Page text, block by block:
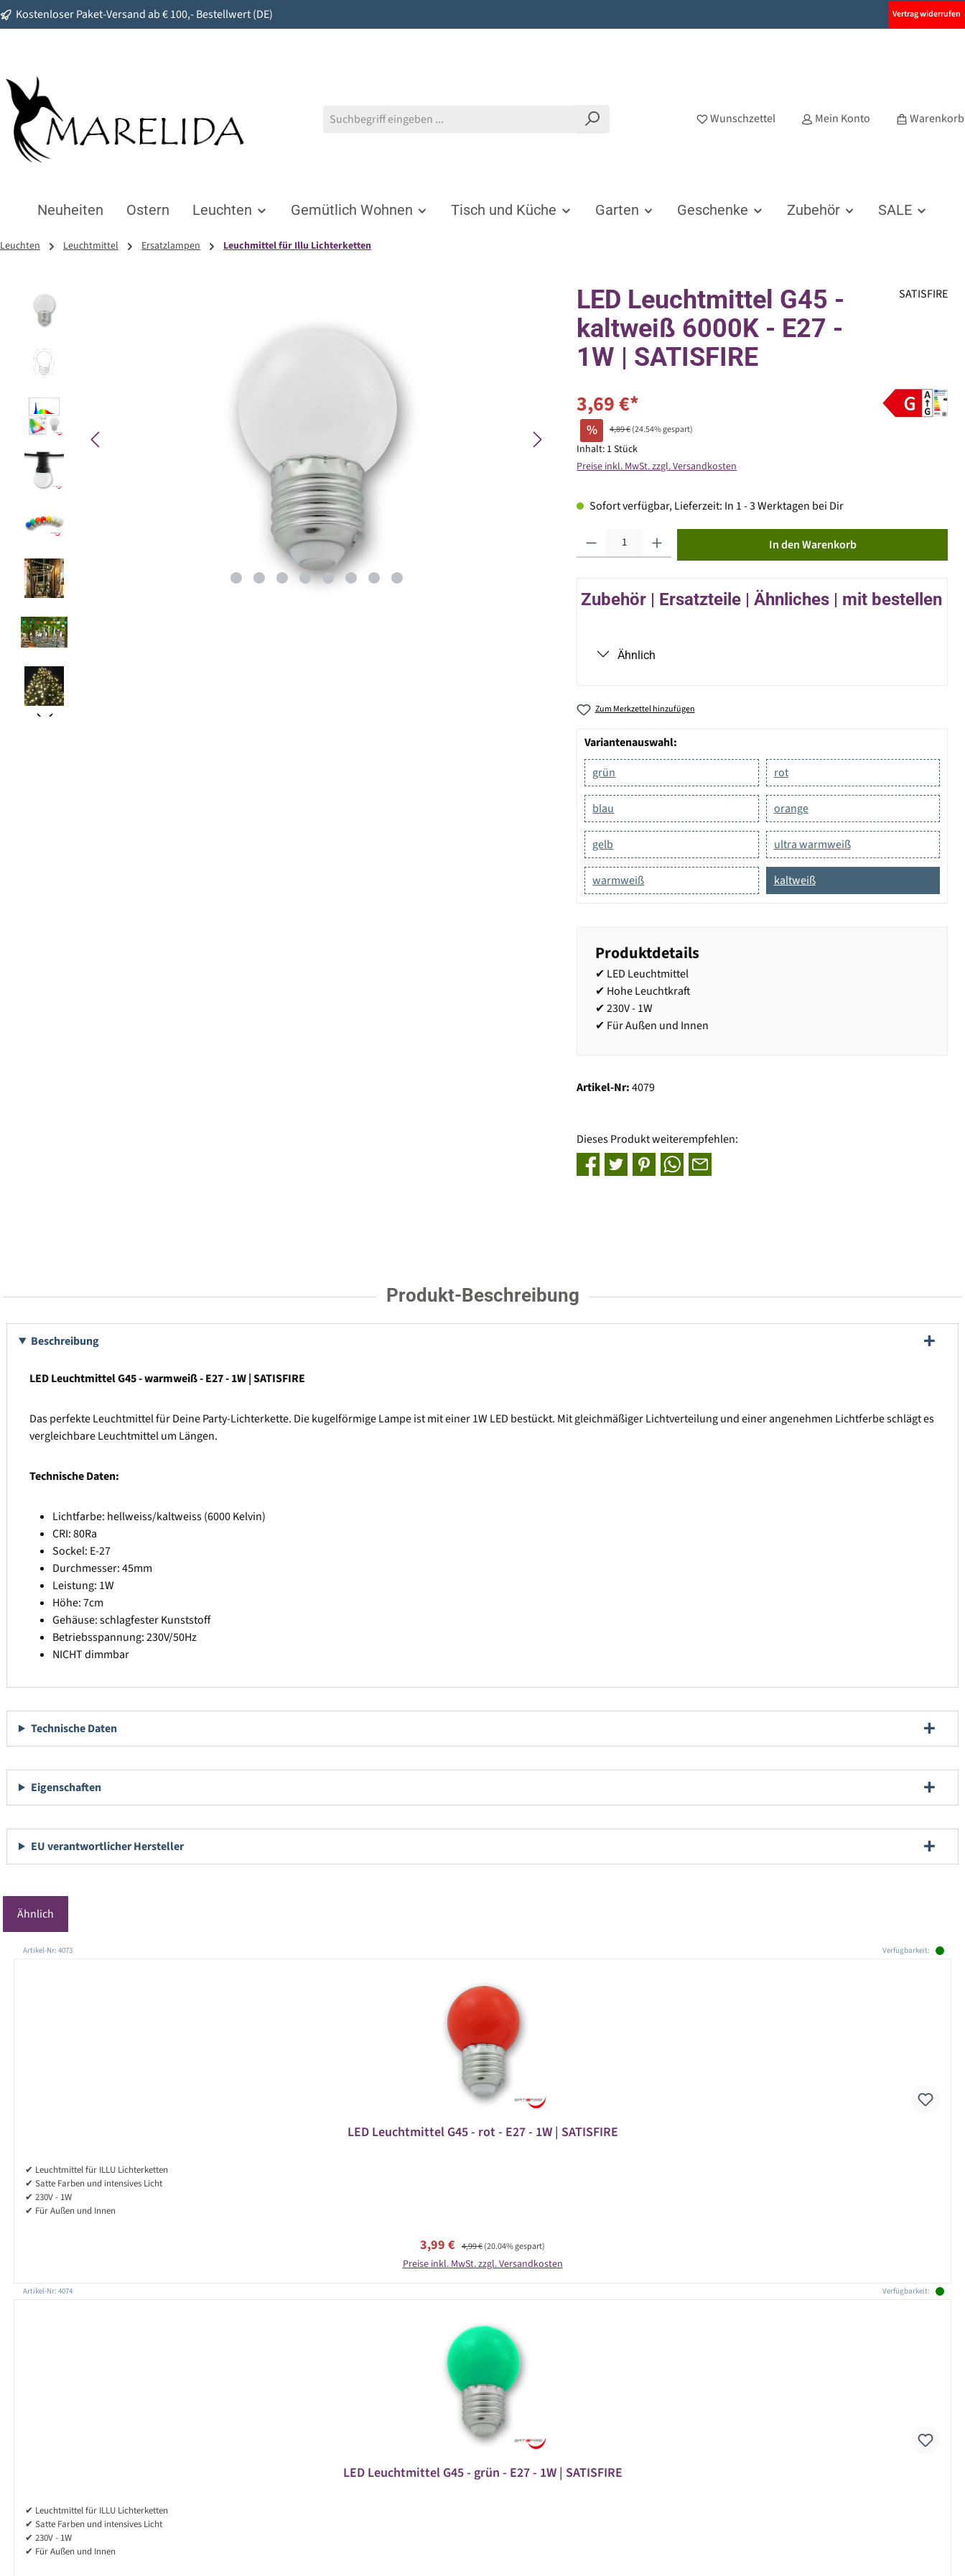
Zur Hauptnavigation springen
Kostenloser Paket-Versand ab € 100,- Bestellwert (DE) Vertrag widerrufen
Wunschzettel Mein Konto Warenkorb
Neuheiten Ostern Leuchten Gemütlich Wohnen Tisch und Küche Garten Geschenke Zubehör SALE
Leuchten Leuchtmittel Ersatzlampen Leuchmittel für Illu Lichterketten
Bildergalerie überspringen
LED Leuchtmittel G45 -
kaltweiß 6000K - E27 -
1W | SATISFIRE
SATISFIRE
3,69 €*
% 4,89 €(24.54% gespart)
Inhalt: 1 Stück
Preise inkl. MwSt. zzgl. Versandkosten
Sofort verfügbar, Lieferzeit: In 1 - 3 Werktagen bei Dir
In den Warenkorb
Zubehör | Ersatzteile | Ähnliches | mit bestellen
Ähnlich
Zum Merkzettel hinzufügen
Variantenauswahl:
grün
rot
blau orange
gelb ultra warmweiß
warmweiß kaltweiß
Produktdetails
✔ LED Leuchtmittel
✔ Hohe Leuchtkraft
✔ 230V - 1W
✔ Für Außen und Innen
Artikel-Nr:4079
Dieses Produkt weiterempfehlen:
Produkt-Beschreibung
Beschreibung
LED Leuchtmittel G45 - warmweiß - E27 - 1W | SATISFIRE
Das perfekte Leuchtmittel für Deine Party-Lichterkette. Die kugelförmige Lampe ist mit einer 1W LED bestückt. Mit gleichmäßiger Lichtverteilung und einer angenehmen Lichtferbe schlägt es
vergleichbare Leuchtmittel um Längen.
Technische Daten:
Lichtfarbe: hellweiss/kaltweiss (6000 Kelvin)
CRI: 80Ra
Sockel: E-27
Durchmesser: 45mm
Leistung: 1W
Höhe: 7cm
Gehäuse: schlagfester Kunststoff
Betriebsspannung: 230V/50Hz
NICHT dimmbar
Technische Daten
Eigenschaften
EU verantwortlicher Hersteller
Ähnlich
Produktgalerie überspringen
Artikel-Nr: 4073 Verfügbarkeit:
LED Leuchtmittel G45 - rot - E27 - 1W | SATISFIRE
✔ Leuchtmittel für ILLU Lichterketten
✔ Satte Farben und intensives Licht
✔ 230V - 1W
✔ Für Außen und Innen
Verkaufspreis:
3,99 € Regulärer Preis:
4,99 €(20.04% gespart)
Preise inkl. MwSt. zzgl. Versandkosten
Artikel-Nr: 4074 Verfügbarkeit:
LED Leuchtmittel G45 - grün - E27 - 1W | SATISFIRE
✔ Leuchtmittel für ILLU Lichterketten
✔ Satte Farben und intensives Licht
✔ 230V - 1W
✔ Für Außen und Innen